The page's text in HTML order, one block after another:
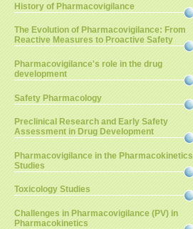
History of Pharmacovigilance
The Evolution of Pharmacovigilance: From
Reactive Measures to Proactive Safety
Pharmacovigilance's role in the drug
development
Safety Pharmacology
Preclinical Research and Early Safety
Assessment in Drug Development
Pharmacovigilance in the Pharmacokinetics
Studies
Toxicology Studies
Challenges in Pharmacovigilance (PV) in
Pharmacokinetics